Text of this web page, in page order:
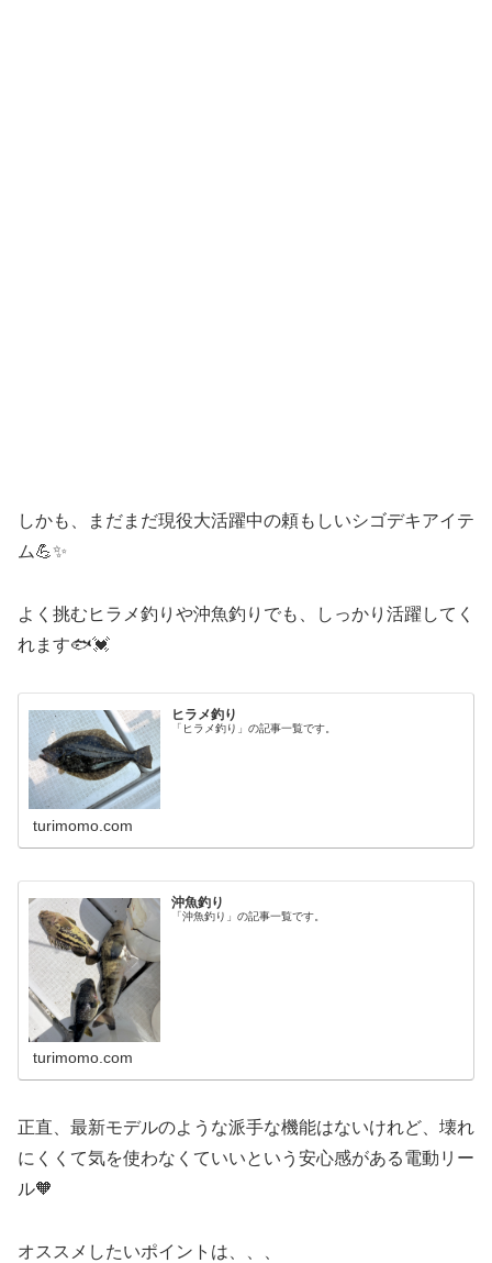
しかも、まだまだ現役大活躍中の頼もしいシゴデキアイテ
ム💪✨
よく挑むヒラメ釣りや沖魚釣りでも、しっかり活躍してく
れます🐟💓
ヒラメ釣り
「ヒラメ釣り」の記事一覧です。
turimomo.com
沖魚釣り
「沖魚釣り」の記事一覧です。
turimomo.com
正直、最新モデルのような派手な機能はないけれど、壊れ
にくくて気を使わなくていいという安心感がある電動リー
ル🧡
オススメしたいポイントは、、、